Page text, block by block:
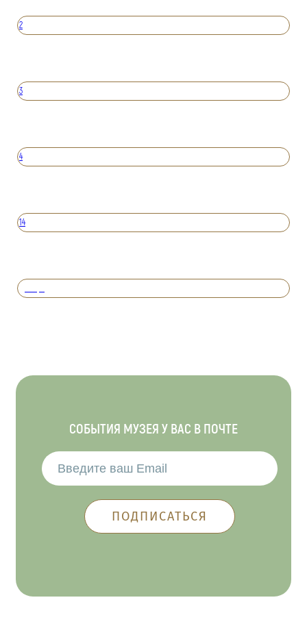
2
3
4
14
СОБЫТИЯ МУЗЕЯ У ВАС В ПОЧТЕ